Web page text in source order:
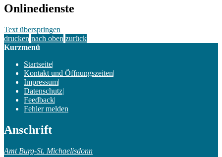
Onlinedienste
Text überspringen
drucken nach oben zurück
Kurzmenü
Startseite|
Kontakt und Öffnungszeiten|
Impressum|
Datenschutz|
Feedback|
Fehler melden
Anschrift
Amt Burg-St. Michaelisdonn